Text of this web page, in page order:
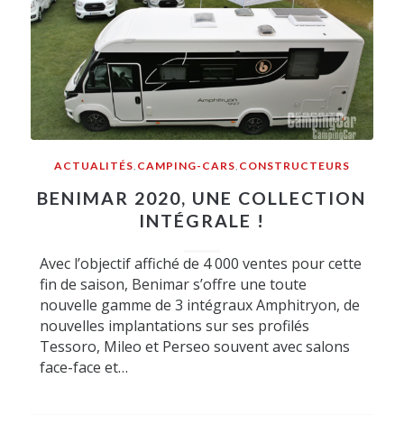
ACTUALITÉS CAMPING-CARS CONSTRUCTEURS
BENIMAR 2020, UNE COLLECTION
INTÉGRALE !
Avec l’objectif affiché de 4 000 ventes pour cette
fin de saison, Benimar s’offre une toute
nouvelle gamme de 3 intégraux Amphitryon, de
nouvelles implantations sur ses profilés
Tessoro, Mileo et Perseo souvent avec salons
face-face et…